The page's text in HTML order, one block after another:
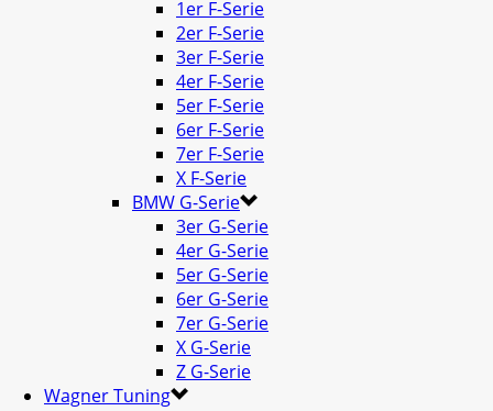
1er F-Serie
2er F-Serie
3er F-Serie
4er F-Serie
5er F-Serie
6er F-Serie
7er F-Serie
X F-Serie
BMW G-Serie
3er G-Serie
4er G-Serie
5er G-Serie
6er G-Serie
7er G-Serie
X G-Serie
Z G-Serie
Wagner Tuning